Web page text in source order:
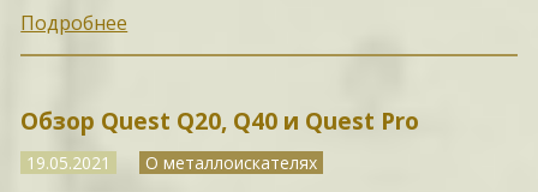
Подробнее
Обзор Quest Q20, Q40 и Quest Pro
19.05.2021 О металлоискателях